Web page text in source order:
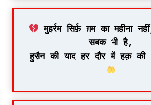
मुहर्रम सिर्फ़ ग़म का महीना
सबक भी है,
हुसैन की याद हर दौर में हक़